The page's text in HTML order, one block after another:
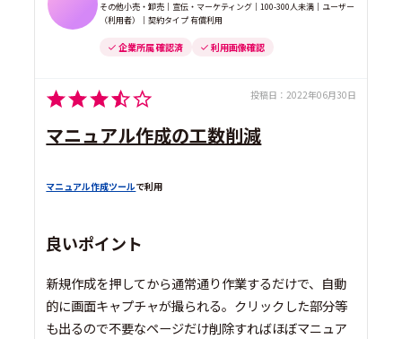
その他小売・卸売｜宣伝・マーケティング｜100-300人未満｜ユーザー
（利用者）｜契約タイプ 有償利用
企業所属 確認済 利用画像確認
投稿日： 2022年06月30日
マニュアル作成の工数削減
マニュアル作成ツールで利用
良いポイント
新規作成を押してから通常通り作業するだけで、自動
的に画面キャプチャが撮られる。クリックした部分等
も出るので不要なページだけ削除すればほぼマニュア